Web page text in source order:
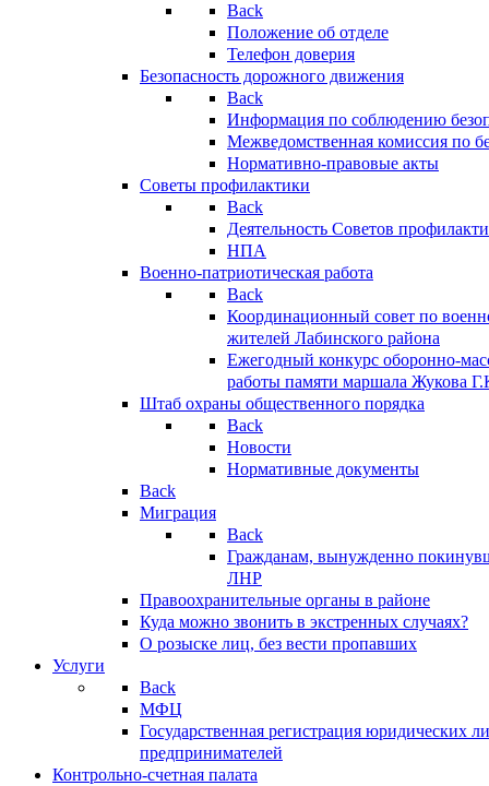
Back
Положение об отделе
Телефон доверия
Безопасность дорожного движения
Back
Информация по соблюдению
Межведомственная комиссия по
Нормативно-правовые акты
Советы профилактики
Back
Деятельность Советов
НПА
Военно-патриотическая работа
Back
Координационный совет по
жителей Лабинского района
Ежегодный конкурс оборонно-
работы памяти маршала Жукова
Штаб охраны общественного порядка
Back
Новости
Нормативные документы
Back
Миграция
Back
Гражданам, вынужденно
ЛНР
Правоохранительные органы в районе
Куда можно звонить в экстренных случаях?
О розыске лиц, без вести пропавших
Услуги
Back
МФЦ
Государственная регистрация юридических
предпринимателей
Контрольно-счетная палата